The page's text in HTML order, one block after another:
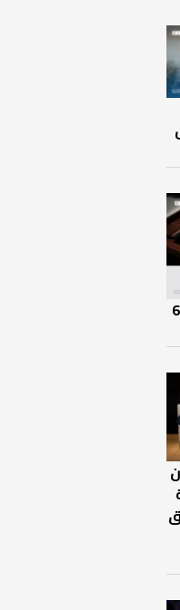
تقرير شام الاقتصادي | 6